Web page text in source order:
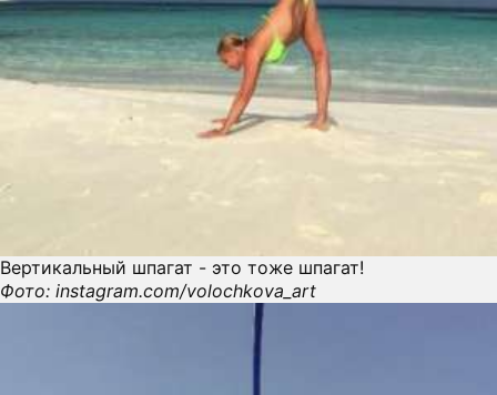
Вертикальный шпагат - это тоже шпагат!
Фото: instagram.com/volochkova_art